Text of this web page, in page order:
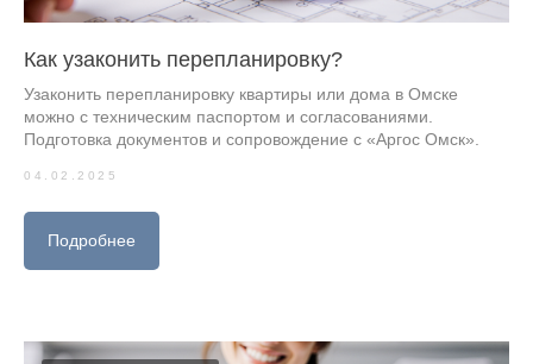
Как узаконить перепланировку?
Узаконить перепланировку квартиры или дома в Омске
можно с техническим паспортом и согласованиями.
Подготовка документов и сопровождение с «Аргос Омск».
04.02.2025
Подробнее